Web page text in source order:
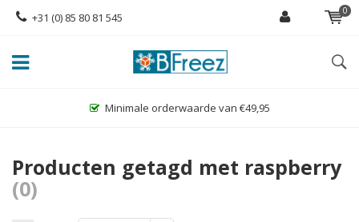
+31 (0) 85 80 81 545 0
Minimale orderwaarde van €49,95
Producten getagd met raspberry
(0)